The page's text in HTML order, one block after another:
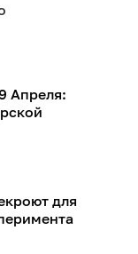
Апреля:
для